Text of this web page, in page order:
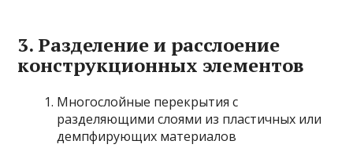
3. Разделение и расслоение
конструкционных элементов
Многослойные перекрытия с
разделяющими слоями из пластичных или
демпфирующих материалов